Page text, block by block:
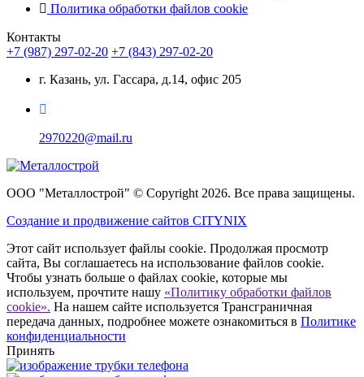
Политика обработки файлов cookie
Контакты
+7 (987) 297-02-20 +7 (843) 297-02-20
г. Казань, ул. Гассара, д.14, офис 205
2970220@mail.ru
ООО "Металлострой" © Copyright 2026. Все права защищены.
Создание и продвижение сайтов CITYNIX
Этот сайт использует файлы cookie. Продолжая просмотр
сайта, Вы соглашаетесь на использование файлов cookie.
Чтобы узнать больше о файлах cookie, которые мы
используем, прочтите нашу «Политику обработки файлов
cookie». На нашем сайте используется Трансграничная
передача данных, подробнее можете ознакомиться в Политике
конфиденциальности
Принять